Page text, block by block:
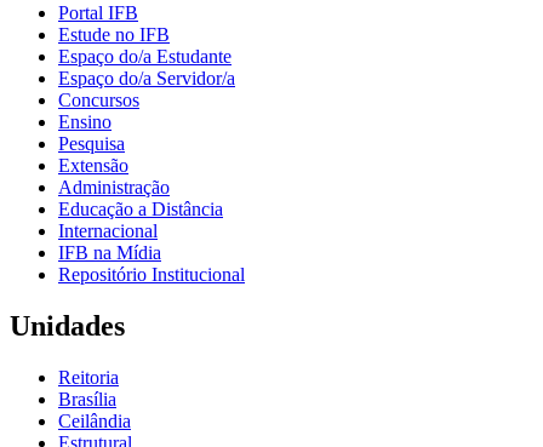
Portal IFB
Estude no IFB
Espaço do/a Estudante
Espaço do/a Servidor/a
Concursos
Ensino
Pesquisa
Extensão
Administração
Educação a Distância
Internacional
IFB na Mídia
Repositório Institucional
Unidades
Reitoria
Brasília
Ceilândia
Estrutural